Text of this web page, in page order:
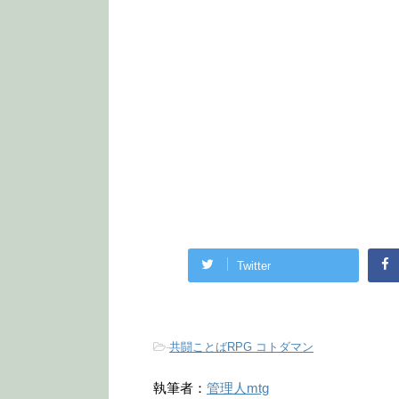
Twitter
-共闘ことばRPG コトダマン
執筆者： 管理人mtg